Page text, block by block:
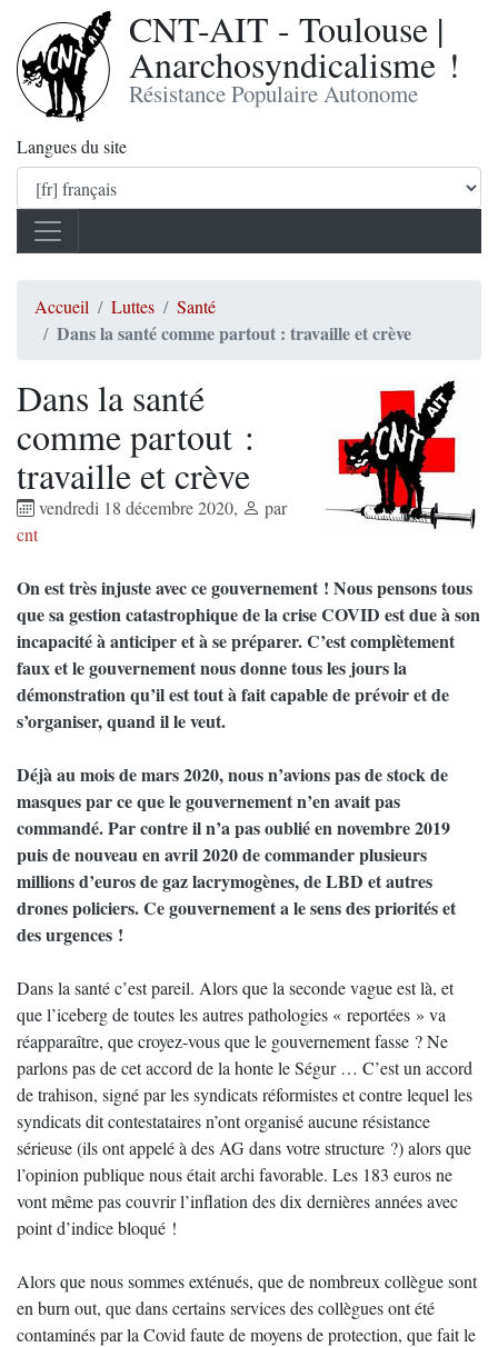
CNT-AIT - Toulouse |
Anarchosyndicalisme !
Résistance Populaire Autonome
Langues du site
Accueil Luttes Santé
Dans la santé comme partout : travaille et crève
Dans la santé
comme partout :
travaille et crève
vendredi 18 décembre 2020,
par
cnt
On est très injuste avec ce gouvernement ! Nous pensons tous
que sa gestion catastrophique de la crise COVID est due à son
incapacité à anticiper et à se préparer. C’est complètement
faux et le gouvernement nous donne tous les jours la
démonstration qu’il est tout à fait capable de prévoir et de
s’organiser, quand il le veut.
Déjà au mois de mars 2020, nous n’avions pas de stock de
masques par ce que le gouvernement n’en avait pas
commandé. Par contre il n’a pas oublié en novembre 2019
puis de nouveau en avril 2020 de commander plusieurs
millions d’euros de gaz lacrymogènes, de LBD et autres
drones policiers. Ce gouvernement a le sens des priorités et
des urgences !
Dans la santé c’est pareil. Alors que la seconde vague est là, et
que l’iceberg de toutes les autres pathologies « reportées » va
réapparaître, que croyez-vous que le gouvernement fasse ? Ne
parlons pas de cet accord de la honte le Ségur … C’est un accord
de trahison, signé par les syndicats réformistes et contre lequel les
syndicats dit contestataires n’ont organisé aucune résistance
sérieuse (ils ont appelé à des AG dans votre structure ?) alors que
l’opinion publique nous était archi favorable. Les 183 euros ne
vont même pas couvrir l’inflation des dix dernières années avec
point d’indice bloqué !
Alors que nous sommes exténués, que de nombreux collègue sont
en burn out, que dans certains services des collègues ont été
contaminés par la Covid faute de moyens de protection, que fait le